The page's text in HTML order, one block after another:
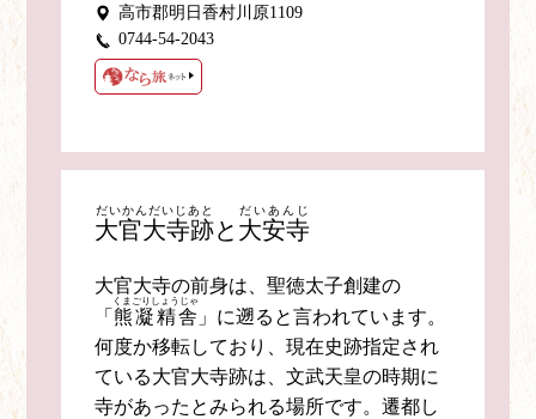
高市郡明日香村川原1109
0744-54-2043
大官大寺跡
だいかんだいじあと
と 大安寺
だいあんじ
大官大寺の前身は、聖徳太子創建の
「熊凝精舎
くまごりしょうじゃ
」に遡ると言われています。
何度か移転しており、現在史跡指定され
ている大官大寺跡は、文武天皇の時期に
寺があったとみられる場所です。遷都し